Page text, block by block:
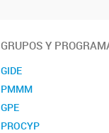
GRUPOS Y
GIDE
PMMM
GPE
PROCYP